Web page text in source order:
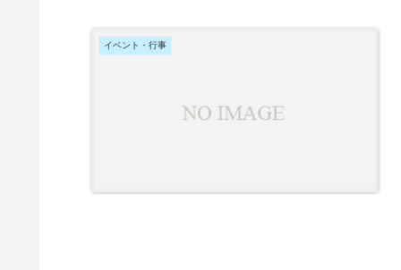
イベント・行事